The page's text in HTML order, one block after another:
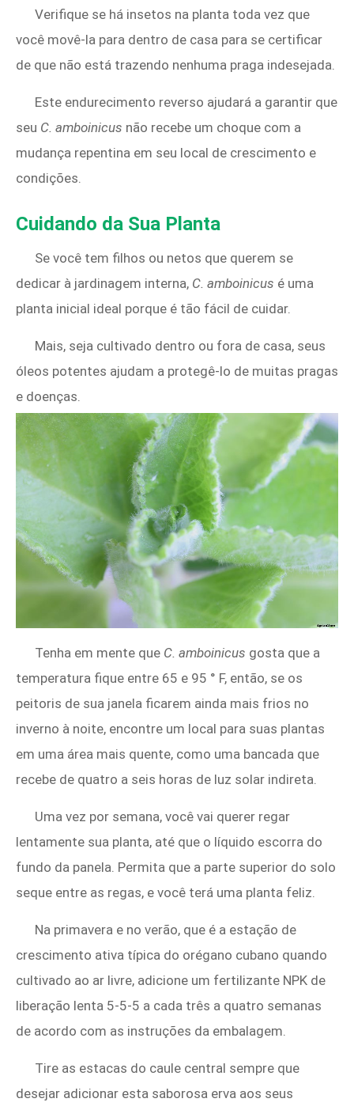
Verifique se há insetos na planta toda vez que
você movê-la para dentro de casa para se certificar
de que não está trazendo nenhuma praga indesejada.
Este endurecimento reverso ajudará a garantir que
seu C. amboinicus não recebe um choque com a
mudança repentina em seu local de crescimento e
condições.
Cuidando da Sua Planta
Se você tem filhos ou netos que querem se
dedicar à jardinagem interna, C. amboinicus é uma
planta inicial ideal porque é tão fácil de cuidar.
Mais, seja cultivado dentro ou fora de casa, seus
óleos potentes ajudam a protegê-lo de muitas pragas
e doenças.
Tenha em mente que C. amboinicus gosta que a
temperatura fique entre 65 e 95 ° F, então, se os
peitoris de sua janela ficarem ainda mais frios no
inverno à noite, encontre um local para suas plantas
em uma área mais quente, como uma bancada que
recebe de quatro a seis horas de luz solar indireta.
Uma vez por semana, você vai querer regar
lentamente sua planta, até que o líquido escorra do
fundo da panela. Permita que a parte superior do solo
seque entre as regas, e você terá uma planta feliz.
Na primavera e no verão, que é a estação de
crescimento ativa típica do orégano cubano quando
cultivado ao ar livre, adicione um fertilizante NPK de
liberação lenta 5-5-5 a cada três a quatro semanas
de acordo com as instruções da embalagem.
Tire as estacas do caule central sempre que
desejar adicionar esta saborosa erva aos seus